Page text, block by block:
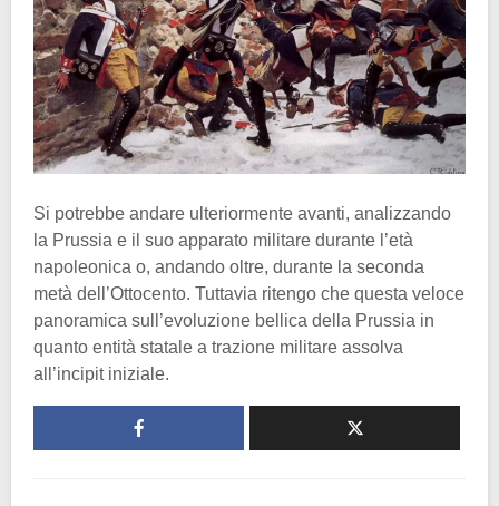
Si potrebbe andare ulteriormente avanti, analizzando
la Prussia e il suo apparato militare durante l’età
napoleonica o, andando oltre, durante la seconda
metà dell’Ottocento. Tuttavia ritengo che questa veloce
panoramica sull’evoluzione bellica della Prussia in
quanto entità statale a trazione militare assolva
all’incipit iniziale.